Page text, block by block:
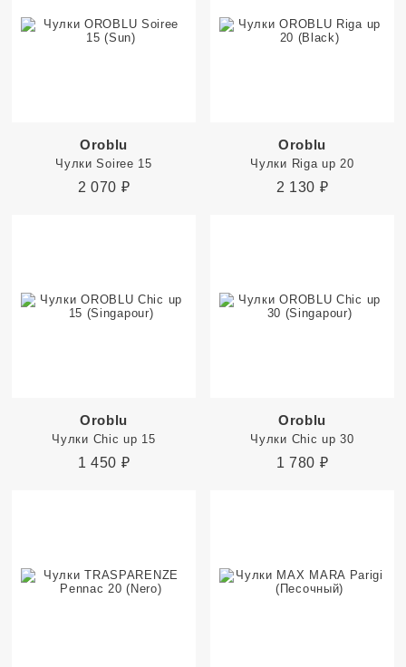
Oroblu
Чулки Soiree 15
2 070 ₽
Oroblu
Чулки Riga up 20
2 130 ₽
Oroblu
Чулки Chic up 15
1 450 ₽
Oroblu
Чулки Chic up 30
1 780 ₽